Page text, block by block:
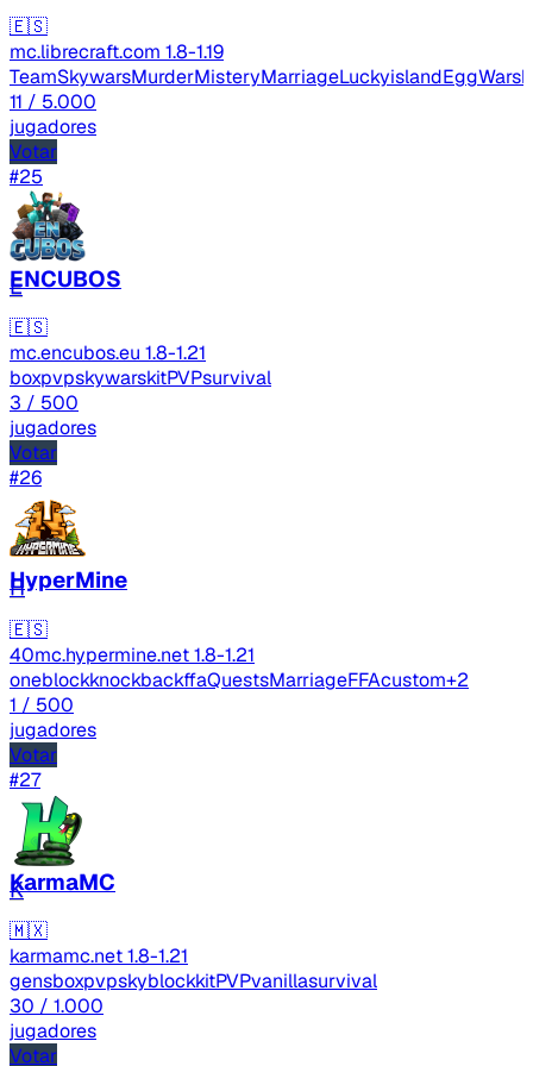
🇪🇸
mc.librecraft.com 1.8-1.19
TeamSkywarsMurderMisteryMarriageLuckyislandEggWars
11 / 5.000
jugadores
Votar
#25
E
ENCUBOS
🇪🇸
mc.encubos.eu 1.8-1.21
boxpvpskywarskitPVPsurvival
3 / 500
jugadores
Votar
#26
H
HyperMine
🇪🇸
40mc.hypermine.net1.8-1.21
oneblockknockbackffaQuestsMarriageFFAcustom+2
1 / 500
jugadores
Votar
#27
K
KarmaMC
🇲🇽
karmamc.net1.8-1.21
gensboxpvpskyblockkitPVPvanillasurvival
30 / 1.000
jugadores
Votar